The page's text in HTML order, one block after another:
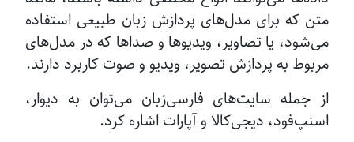
متن که برای مدل‌های پردازش زبان طبیعی استفاده
می‌شود، یا تصاویر، ویدیوها و صداها که در مدل‌های
مربوط به پردازش تصویر، ویدیو و صوت کاربرد دارند.
از جمله سایت‌های فارسی‌زبان می‌توان به دیوار،
اسنپ‌فود، دیجی‌کالا و آپارات اشاره کرد.